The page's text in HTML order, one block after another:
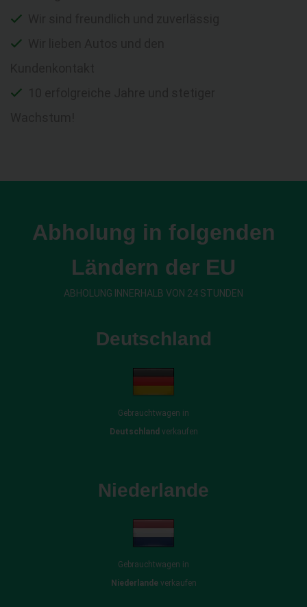
Abholung in folgenden
Ländern der EU
ABHOLUNG INNERHALB VON 24 STUNDEN
Deutschland
Gebrauchtwagen in
Deutschland verkaufen
Niederlande
Gebrauchtwagen in
Niederlandeverkaufen